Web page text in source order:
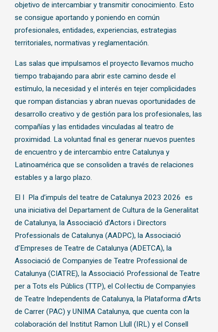
objetivo de intercambiar y transmitir conocimiento. Esto
se consigue aportando y poniendo en común
profesionales, entidades, experiencias, estrategias
territoriales, normativas y reglamentación.
Las salas que impulsamos el proyecto llevamos mucho
tiempo trabajando para abrir este camino desde el
estímulo, la necesidad y el interés en tejer complicidades
que rompan distancias y abran nuevas oportunidades de
desarrollo creativo y de gestión para los profesionales, las
compañías y las entidades vinculadas al teatro de
proximidad. La voluntad final es generar nuevos puentes
de encuentro y de intercambio entre Catalunya y
Latinoamérica que se consoliden a través de relaciones
estables y a largo plazo.
El I Pla d’impuls del teatre de Catalunya 2023 2026 es
una iniciativa del Departament de Cultura de la Generalitat
de Catalunya, la Associació d’Actors i Directors
Professionals de Catalunya (AADPC), la Associació
d’Empreses de Teatre de Catalunya (ADETCA), la
Associació de Companyies de Teatre Professional de
Catalunya (CIATRE), la Associació Professional de Teatre
per a Tots els Públics (TTP), el Col·lectiu de Companyies
de Teatre Independents de Catalunya, la Plataforma d’Arts
de Carrer (PAC) y UNIMA Catalunya, que cuenta con la
colaboración del Institut Ramon Llull (IRL) y el Consell